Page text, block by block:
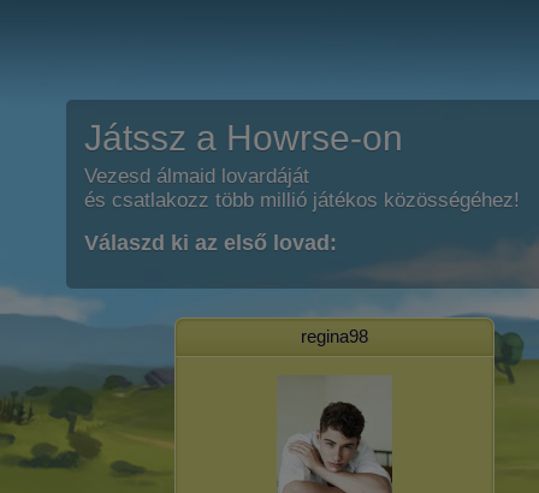
Játssz a Howrse-on
Vezesd álmaid lovardáját
és csatlakozz több millió játékos közösségéhez!
Válaszd ki az első lovad:
regina98